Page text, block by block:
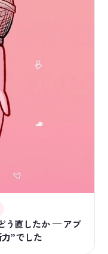
う直したか — アプ
”でした